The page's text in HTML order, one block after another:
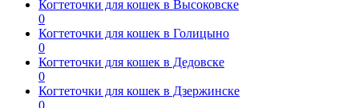
Когтеточки для кошек в Высоковске
0
Когтеточки для кошек в Голицыно
0
Когтеточки для кошек в Дедовске
0
Когтеточки для кошек в Дзержинске
0